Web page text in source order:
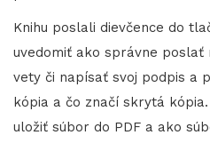
Knihu poslali dievčence do
uvedomiť ako správne
vety či napísať svoj podpis a
kópia a čo značí skrytá
uložiť súbor do PDF a ako